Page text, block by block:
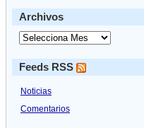
Archivos
Feeds RSS
Noticias
Comentarios